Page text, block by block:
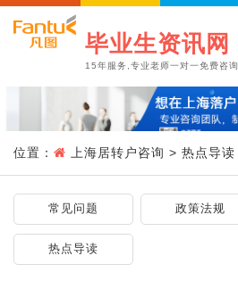
毕业生资讯网
15年服务,专业老师一对一免费咨询
位置： 上海居转户咨询 > 热点导读
常见问题 政策法规
热点导读